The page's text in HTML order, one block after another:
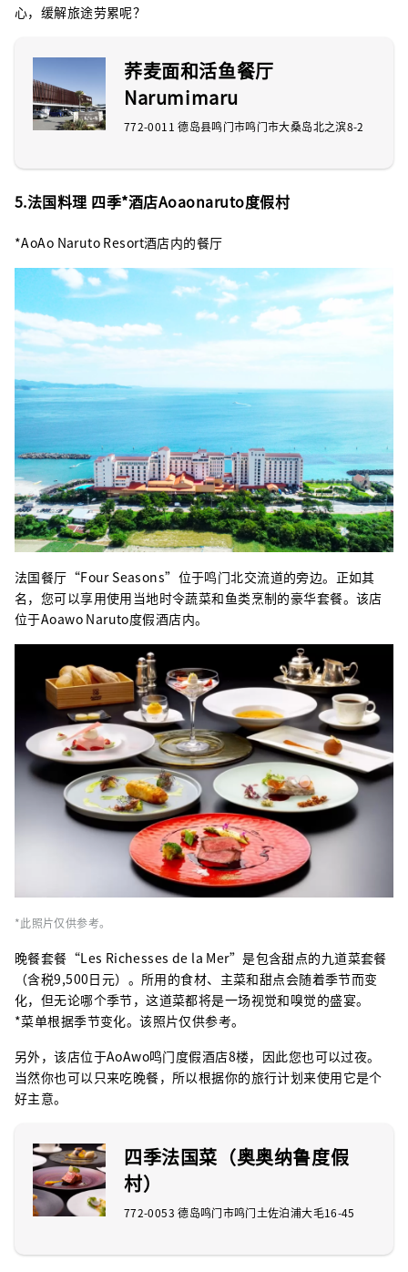
心，缓解旅途劳累呢？
荞麦面和活鱼餐厅
Narumimaru
772-0011 德岛县鸣门市鸣门市大桑岛北之滨8-2
5.法国料理 四季*酒店Aoaonaruto度假村
*AoAo Naruto Resort酒店内的餐厅
法国餐厅“Four Seasons”位于鸣门北交流道的旁边。正如其
名，您可以享用使用当地时令蔬菜和鱼类烹制的豪华套餐。该店
位于Aoawo Naruto度假酒店内。
*此照片仅供参考。
晚餐套餐“Les Richesses de la Mer”是包含甜点的九道菜套餐
（含税9,500日元）。所用的食材、主菜和甜点会随着季节而变
化，但无论哪个季节，这道菜都将是一场视觉和嗅觉的盛宴。
*菜单根据季节变化。该照片仅供参考。
另外，该店位于AoAwo鸣门度假酒店8楼，因此您也可以过夜。
当然你也可以只来吃晚餐，所以根据你的旅行计划来使用它是个
好主意。
四季法国菜（奥奥纳鲁度假
村）
772-0053 德岛鸣门市鸣门土佐泊浦大毛16-45